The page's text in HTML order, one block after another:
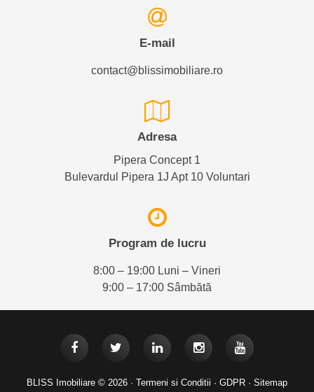
E-mail
contact@blissimobiliare.ro
Adresa
Pipera Concept 1
Bulevardul Pipera 1J Apt 10 Voluntari
Program de lucru
8:00 – 19:00 Luni – Vineri
9:00 – 17:00 Sâmbătă
BLISS Imobiliare © 2026 · Termeni si Conditii · GDPR · Sitemap